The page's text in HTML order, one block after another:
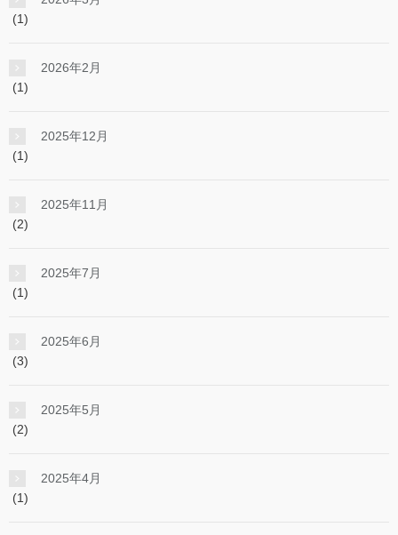
(1)
2026年2月
(1)
2025年12月
(1)
2025年11月
(2)
2025年7月
(1)
2025年6月
(3)
2025年5月
(2)
2025年4月
(1)